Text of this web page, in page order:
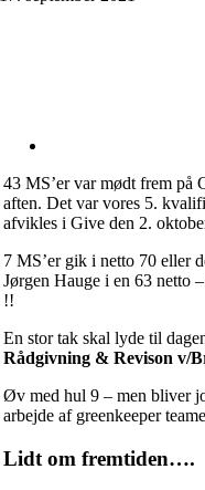
43 MS’er var mødt frem på
aften. Det var vores 5.
afvikles i Give den 2.
7 MS’er gik i netto 70 eller
Jørgen Hauge i en 63 netto
!!
En stor tak skal lyde til
Rådgivning & Revison v/
Øv med hul 9 – men bliver
arbejde af greenkeeper
Lidt om fremtiden….